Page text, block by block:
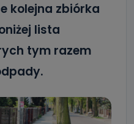
kolejna zbiórka
lista
tym razem